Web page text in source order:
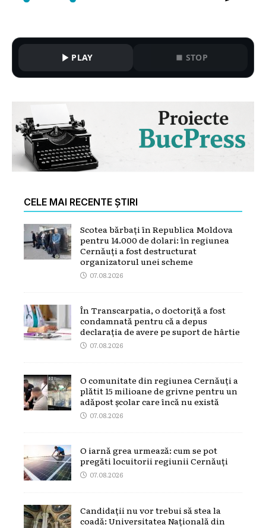
PLAY STOP
CELE MAI RECENTE ȘTIRI
Scotea bărbați în Republica Moldova
pentru 14.000 de dolari: în regiunea
Cernăuți a fost destructurat
organizatorul unei scheme
07.08.2026
În Transcarpatia, o doctoriță a fost
condamnată pentru că a depus
declarația de avere pe suport de hârtie
07.08.2026
O comunitate din regiunea Cernăuți a
plătit 15 milioane de grivne pentru un
adăpost școlar care încă nu există
07.08.2026
O iarnă grea urmează: cum se pot
pregăti locuitorii regiunii Cernăuți
07.08.2026
Candidații nu vor trebui să stea la
coadă: Universitatea Națională din